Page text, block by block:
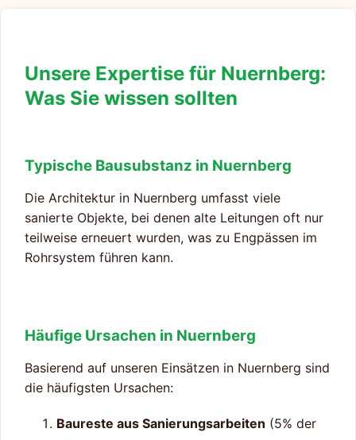
Unsere Expertise für Nuernberg:
Was Sie wissen sollten
Typische Bausubstanz in Nuernberg
Die Architektur in Nuernberg umfasst viele
sanierte Objekte, bei denen alte Leitungen oft nur
teilweise erneuert wurden, was zu Engpässen im
Rohrsystem führen kann.
Häufige Ursachen in Nuernberg
Basierend auf unseren Einsätzen in Nuernberg sind
die häufigsten Ursachen:
Baureste aus Sanierungsarbeiten (5% der